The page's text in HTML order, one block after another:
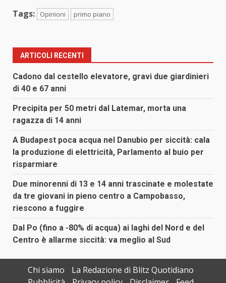
Tags: Opinioni primo piano
ARTICOLI RECENTI
Cadono dal cestello elevatore, gravi due giardinieri
di 40 e 67 anni
Precipita per 50 metri dal Latemar, morta una
ragazza di 14 anni
A Budapest poca acqua nel Danubio per siccità: cala
la produzione di elettricità, Parlamento al buio per
risparmiare
Due minorenni di 13 e 14 anni trascinate e molestate
da tre giovani in pieno centro a Campobasso,
riescono a fuggire
Dal Po (fino a -80% di acqua) ai laghi del Nord e del
Centro è allarme siccità: va meglio al Sud
Chi siamo
La Redazione di Blitz Quotidiano